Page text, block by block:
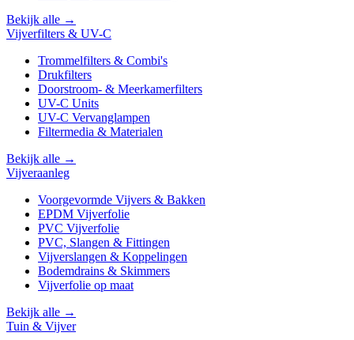
Bekijk alle →
Vijverfilters & UV-C
Trommelfilters & Combi's
Drukfilters
Doorstroom- & Meerkamerfilters
UV-C Units
UV-C Vervanglampen
Filtermedia & Materialen
Bekijk alle →
Vijveraanleg
Voorgevormde Vijvers & Bakken
EPDM Vijverfolie
PVC Vijverfolie
PVC, Slangen & Fittingen
Vijverslangen & Koppelingen
Bodemdrains & Skimmers
Vijverfolie op maat
Bekijk alle →
Tuin & Vijver